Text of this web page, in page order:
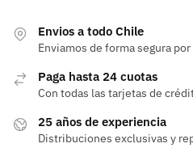
Envios a todo Chile
Enviamos de forma segura
Paga hasta 24 cuotas
Con todas las tarjetas de
25 años de experiencia
Distribuciones exclusivas y